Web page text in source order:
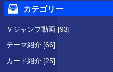
カテゴリー
Ｖジャンプ動画 [93]
テーマ紹介 [66]
カード紹介 [25]